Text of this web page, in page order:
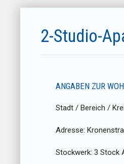
2-Studio-
ANGABEN ZUR
Stadt / Bereich /
Adresse:
Stockwerk: 3 Stock